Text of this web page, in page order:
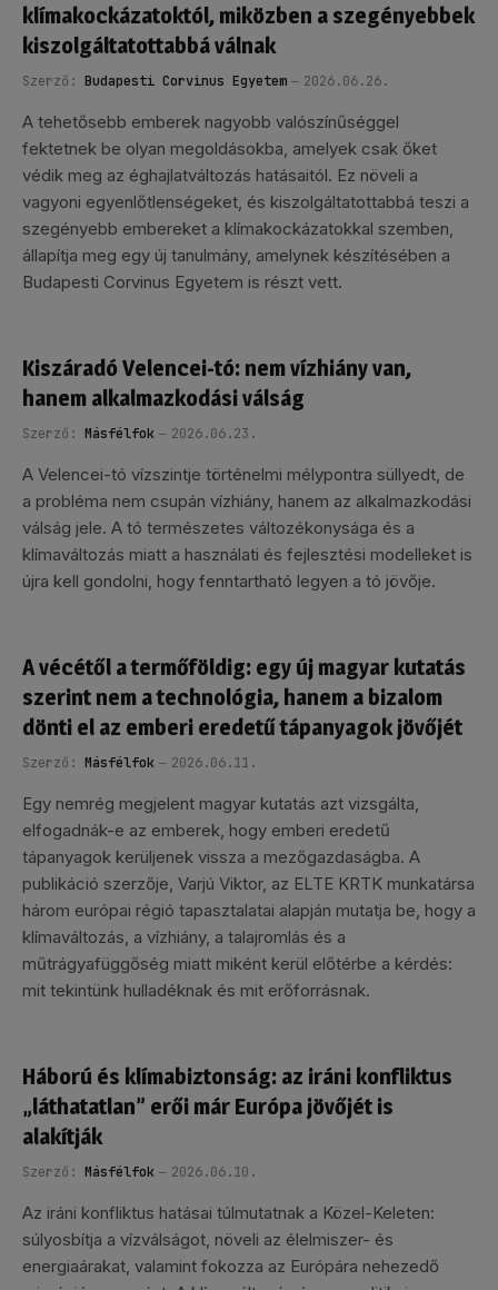
klímakockázatoktól, miközben a szegényebbek
kiszolgáltatottabbá válnak
Szerző: Budapesti Corvinus Egyetem 2026.06.26.
A tehetősebb emberek nagyobb valószínűséggel
fektetnek be olyan megoldásokba, amelyek csak őket
védik meg az éghajlatváltozás hatásaitól. Ez növeli a
vagyoni egyenlőtlenségeket, és kiszolgáltatottabbá teszi a
szegényebb embereket a klímakockázatokkal szemben,
állapítja meg egy új tanulmány, amelynek készítésében a
Budapesti Corvinus Egyetem is részt vett.
Kiszáradó Velencei-tó: nem vízhiány van,
hanem alkalmazkodási válság
Szerző: Másfélfok 2026.06.23.
A Velencei-tó vízszintje történelmi mélypontra süllyedt, de
a probléma nem csupán vízhiány, hanem az alkalmazkodási
válság jele. A tó természetes változékonysága és a
klímaváltozás miatt a használati és fejlesztési modelleket is
újra kell gondolni, hogy fenntartható legyen a tó jövője.
A vécétől a termőföldig: egy új magyar kutatás
szerint nem a technológia, hanem a bizalom
dönti el az emberi eredetű tápanyagok jövőjét
Szerző: Másfélfok 2026.06.11.
Egy nemrég megjelent magyar kutatás azt vizsgálta,
elfogadnák-e az emberek, hogy emberi eredetű
tápanyagok kerüljenek vissza a mezőgazdaságba. A
publikáció szerzője, Varjú Viktor, az ELTE KRTK munkatársa
három európai régió tapasztalatai alapján mutatja be, hogy a
klímaváltozás, a vízhiány, a talajromlás és a
műtrágyafüggőség miatt miként kerül előtérbe a kérdés:
mit tekintünk hulladéknak és mit erőforrásnak.
Háború és klímabiztonság: az iráni konfliktus
„láthatatlan” erői már Európa jövőjét is
alakítják
Szerző: Másfélfok 2026.06.10.
Az iráni konfliktus hatásai túlmutatnak a Közel-Keleten:
súlyosbítja a vízválságot, növeli az élelmiszer- és
energiaárakat, valamint fokozza az Európára nehezedő